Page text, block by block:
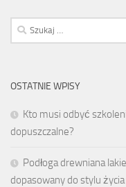
Szukaj:
OSTATNIE WPISY
Kto musi odbyć
dopuszczalne?
Podłoga drewniana
dopasowany do stylu